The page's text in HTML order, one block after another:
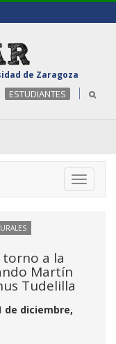
de Zaragoza
ESTUDIANTES
Toggle
torno a la
Martín
Tudelilla
de diciembre,